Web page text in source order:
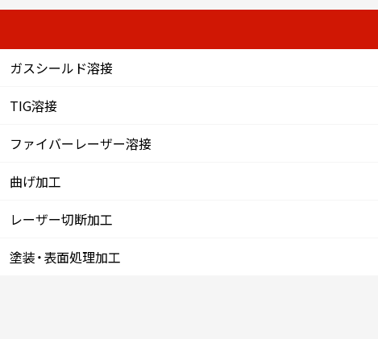
ガスシールド溶接
TIG溶接
ファイバーレーザー溶接
曲げ加工
レーザー切断加工
塗装・表面処理加工